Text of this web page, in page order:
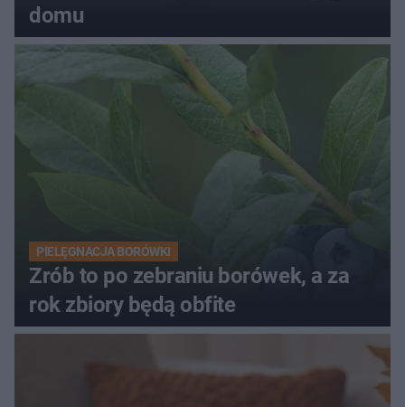
domu
PIELĘGNACJA BORÓWKI
Zrób to po zebraniu borówek, a za
rok zbiory będą obfite